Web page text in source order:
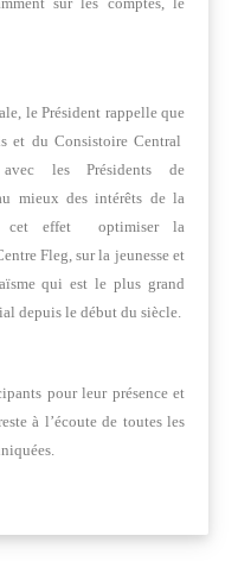
le Président rappelle que
et du Consistoire Central
avec les Présidents de
mieux des intérêts de la
cet effet optimiser la
Fleg, sur la jeunesse et
qui est le plus grand
depuis le début du siècle.
pour leur présence et
à l’écoute de toutes les